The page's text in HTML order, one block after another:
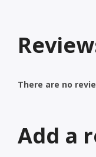
There are no
Add a